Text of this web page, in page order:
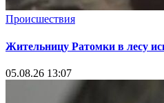
Происшествия
Жительницу Ратомки в лесу
05.08.26 13:07